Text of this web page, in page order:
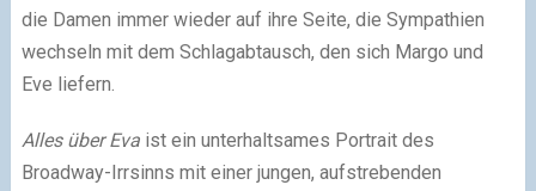
die Damen immer wieder auf ihre Seite, die Sympathien
wechseln mit dem Schlagabtausch, den sich Margo und
Eve liefern.
Alles über Evaist ein unterhaltsames Portrait des
Broadway-Irrsinns mit einer jungen, aufstrebenden